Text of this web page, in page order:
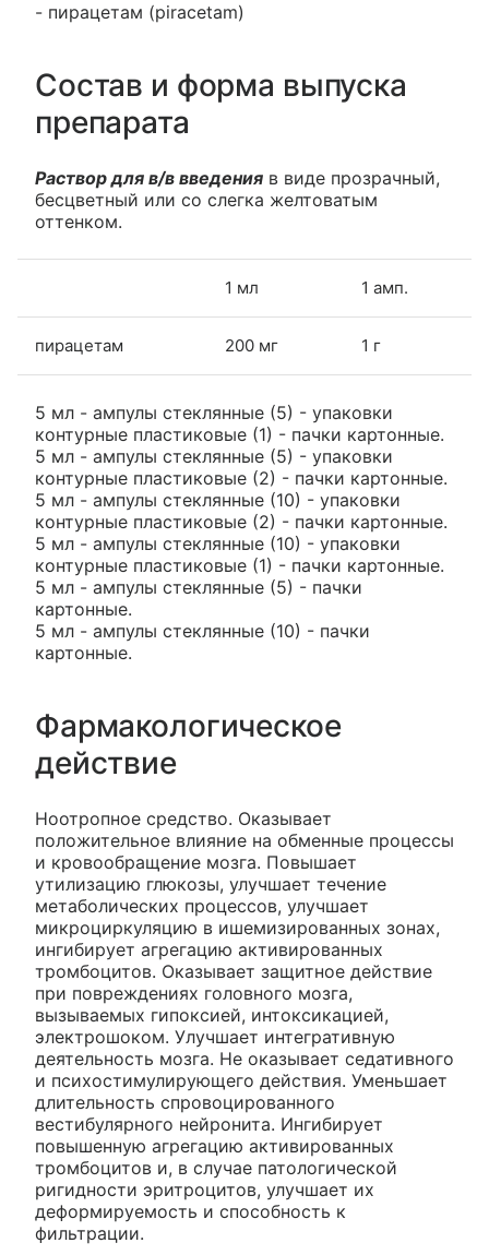
- пирацетам (piracetam)
Состав и форма выпуска
препарата
Раствор для в/в введения в виде прозрачный,
бесцветный или со слегка желтоватым
оттенком.
1 мл 1 амп.
пирацетам 200 мг 1 г
5 мл - ампулы стеклянные (5) - упаковки
контурные пластиковые (1) - пачки картонные.
5 мл - ампулы стеклянные (5) - упаковки
контурные пластиковые (2) - пачки картонные.
5 мл - ампулы стеклянные (10) - упаковки
контурные пластиковые (2) - пачки картонные.
5 мл - ампулы стеклянные (10) - упаковки
контурные пластиковые (1) - пачки картонные.
5 мл - ампулы стеклянные (5) - пачки
картонные.
5 мл - ампулы стеклянные (10) - пачки
картонные.
Фармакологическое
действие
Ноотропное средство. Оказывает
положительное влияние на обменные процессы
и кровообращение мозга. Повышает
утилизацию глюкозы, улучшает течение
метаболических процессов, улучшает
микроциркуляцию в ишемизированных зонах,
ингибирует агрегацию активированных
тромбоцитов. Оказывает защитное действие
при повреждениях головного мозга,
вызываемых гипоксией, интоксикацией,
электрошоком. Улучшает интегративную
деятельность мозга. Не оказывает седативного
и психостимулирующего действия. Уменьшает
длительность спровоцированного
вестибулярного нейронита. Ингибирует
повышенную агрегацию активированных
тромбоцитов и, в случае патологической
ригидности эритроцитов, улучшает их
деформируемость и способность к
фильтрации.